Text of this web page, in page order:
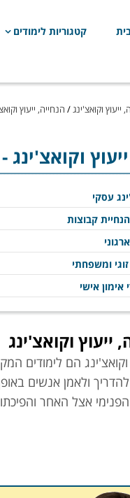
קטגוריות לימודים
ייעוץ וקואצ'ינג/ הנחייה, ייעוץ
וקואצ'ינג
עסקי
קבוצות
זוגי ומשפחתי
אימון אישי
ייעוץ וקואצ'ינג
וקואצ'ינג הם לימודים
ולאמן אנשים
הפנימי אצל האחר